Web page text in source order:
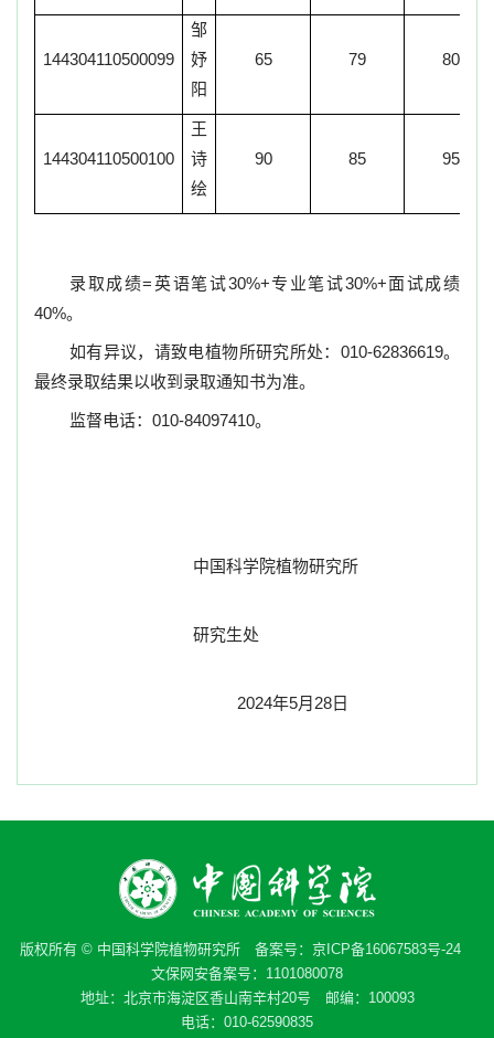
144304110500099
邹
妤
阳
65 79 80
144304110500100
王
诗
绘
90 85 95
录取成绩=英语笔试30%+专业笔试30%+面试成绩
40%。
如有异议，请致电植物所研究所处： 010-62836619。
最终录取结果以收到录取通知书为准。
监督电话： 010-84097410。
中国科学院植物研究所
研究生处
2024年5月 28日
版权所有 © 中国科学院植物研究所 备案号： 京ICP备16067583号-24
文保网安备案号：1101080078
地址：北京市海淀区香山南辛村20号 邮编：100093
电话：010-62590835